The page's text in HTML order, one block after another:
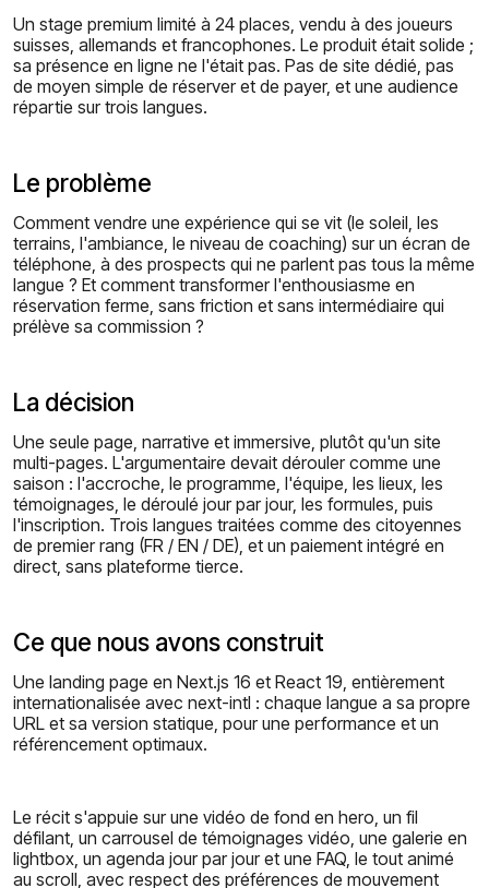
Un stage premium limité à 24 places, vendu à des joueurs
suisses, allemands et francophones. Le produit était solide ;
sa présence en ligne ne l'était pas. Pas de site dédié, pas
de moyen simple de réserver et de payer, et une audience
répartie sur trois langues.
Le problème
Comment vendre une expérience qui se vit (le soleil, les
terrains, l'ambiance, le niveau de coaching) sur un écran de
téléphone, à des prospects qui ne parlent pas tous la même
langue ? Et comment transformer l'enthousiasme en
réservation ferme, sans friction et sans intermédiaire qui
prélève sa commission ?
La décision
Une seule page, narrative et immersive, plutôt qu'un site
multi-pages. L'argumentaire devait dérouler comme une
saison : l'accroche, le programme, l'équipe, les lieux, les
témoignages, le déroulé jour par jour, les formules, puis
l'inscription. Trois langues traitées comme des citoyennes
de premier rang (FR / EN / DE), et un paiement intégré en
direct, sans plateforme tierce.
Ce que nous avons construit
Une landing page en Next.js 16 et React 19, entièrement
internationalisée avec next-intl : chaque langue a sa propre
URL et sa version statique, pour une performance et un
référencement optimaux.
Le récit s'appuie sur une vidéo de fond en hero, un fil
défilant, un carrousel de témoignages vidéo, une galerie en
lightbox, un agenda jour par jour et une FAQ, le tout animé
au scroll, avec respect des préférences de mouvement